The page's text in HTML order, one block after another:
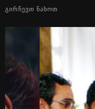
ᲒᲘᲠᲩᲔᲕᲗ ᲜᲐᲮᲝᲗ